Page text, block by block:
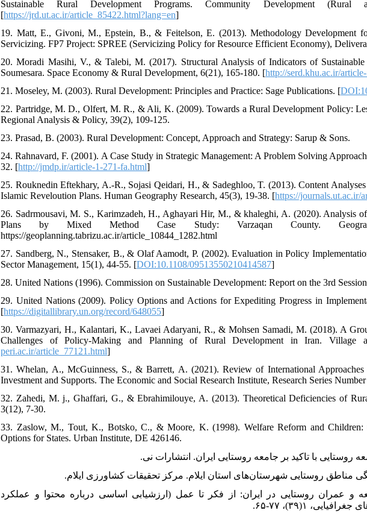
Sustainable Rural Development Programs. Community Development
[https://jrd.ut.ac.ir/article_85422.html?lang=en]
19. Matt, E., Givoni, M., Epstein, B., & Feitelson, E. (2013). Methodology Development
Servicizing. FP7 Project: SPREE (Servicizing Policy for Resource Efficient Economy),
20. Moradi Masihi, V., & Talebi, M. (2017). Structural Analysis of Indicators of
Soumesara. Space Economy & Rural Development, 6(21), 165-180. [http://serd.khu.ac.ir/
21. Moseley, M. (2003). Rural Development: Principles and Practice: Sage Publications. [
22. Partridge, M. D., Olfert, M. R., & Ali, K. (2009). Towards a Rural Development Policy:
Regional Analysis & Policy, 39(2), 109-125.
23. Prasad, B. (2003). Rural Development: Concept, Approach and Strategy: Sarup & Sons.
24. Rahnavard, F. (2001). A Case Study in Strategic Management: A Problem Solving
32. [http://jmdp.ir/article-1-271-fa.html]
25. Rouknedin Eftekhary, A.-R., Sojasi Qeidari, H., & Sadeghloo, T. (2013). Content
Islamic Reveloution Plans. Human Geography Research, 45(3), 19-38. [https://journals.ut.ac.ir/
26. Sadrmousavi, M. S., Karimzadeh, H., Aghayari Hir, M., & khaleghi, A. (2020). Analysis
Plans by Mixed Method Case Study: Varzaqan County.
https://geoplanning.tabrizu.ac.ir/article_10844_1282.html
27. Sandberg, N., Stensaker, B., & Olaf Aamodt, P. (2002). Evaluation in Policy
Sector Management, 15(1), 44-55. [DOI:10.1108/09513550210414587]
28. United Nations (1996). Commission on Sustainable Development: Report on the 3rd
29. United Nations (2009). Policy Options and Actions for Expediting Progress in
[https://digitallibrary.un.org/record/648055]
30. Varmazyari, H., Kalantari, K., Lavaei Adaryani, R., & Mohsen Samadi, M. (2018). A
Challenges of Policy-Making and Planning of Rural Development in Iran. Village
peri.ac.ir/article_77121.html]
31. Whelan, A., McGuinness, S., & Barrett, A. (2021). Review of International
Investment and Supports. The Economic and Social Research Institute, Research Series
32. Zahedi, M. j., Ghaffari, G., & Ebrahimilouye, A. (2013). Theoretical Deficiencies of
3(12), 7-30.
33. Zaslow, M., Tout, K., Botsko, C., & Moore, K. (1998). Welfare Reform and Children:
Options for States. Urban Institute, DE 426146.
برنامه‌ریزی توسعه و عمران روستایی در ایران: از فکر تا عمل (ارزشیابی اساسی درباره محتوا و عملکرد
۱(۳۹)، ۷۷-۶۵.